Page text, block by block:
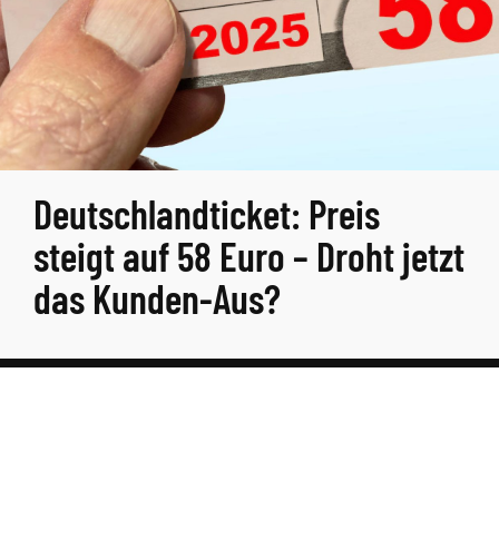
Deutschlandticket: Preis
steigt auf 58 Euro – Droht jetzt
das Kunden-Aus?